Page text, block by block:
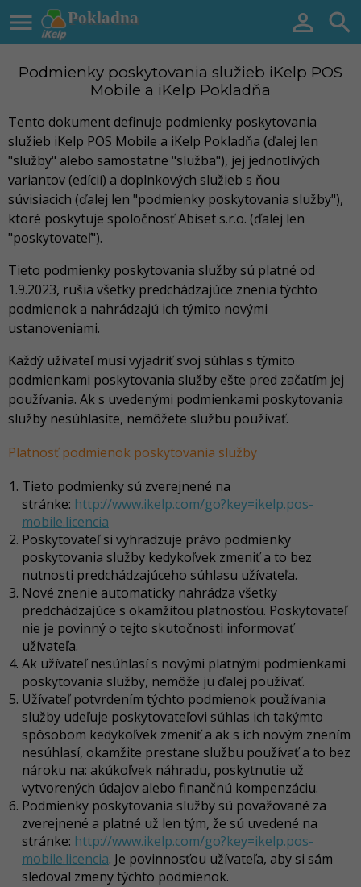
Pokladna
  
Podmienky poskytovania služieb iKelp POS
Mobile a iKelp Pokladňa
Tento dokument definuje podmienky poskytovania
služieb iKelp POS Mobile a iKelp Pokladňa (ďalej len
"služby" alebo samostatne "služba"), jej jednotlivých
variantov (edícií) a doplnkových služieb s ňou
súvisiacich (ďalej len "podmienky poskytovania služby"),
ktoré poskytuje spoločnosť Abiset s.r.o. (ďalej len
"poskytovateľ").
Tieto podmienky poskytovania služby sú platné od
1.9.2023, rušia všetky predchádzajúce znenia týchto
podmienok a nahrádzajú ich týmito novými
ustanoveniami.
Každý užívateľ musí vyjadriť svoj súhlas s týmito
podmienkami poskytovania služby ešte pred začatím jej
používania. Ak s uvedenými podmienkami poskytovania
služby nesúhlasíte, nemôžete službu používať.
Platnosť podmienok poskytovania služby
Tieto podmienky sú zverejnené na
stránke: http://www.ikelp.com/go?key=ikelp.pos-
mobile.licencia
Poskytovateľ si vyhradzuje právo podmienky
poskytovania služby kedykoľvek zmeniť a to bez
nutnosti predchádzajúceho súhlasu užívateľa.
Nové znenie automaticky nahrádza všetky
predchádzajúce s okamžitou platnosťou. Poskytovateľ
nie je povinný o tejto skutočnosti informovať
užívateľa.
Ak užívateľ nesúhlasí s novými platnými podmienkami
poskytovania služby, nemôže ju ďalej používať.
Užívateľ potvrdením týchto podmienok používania
služby udeľuje poskytovateľovi súhlas ich takýmto
spôsobom kedykoľvek zmeniť a ak s ich novým znením
nesúhlasí, okamžite prestane službu používať a to bez
nároku na: akúkoľvek náhradu, poskytnutie už
vytvorených údajov alebo finančnú kompenzáciu.
Podmienky poskytovania služby sú považované za
zverejnené a platné už len tým, že sú uvedené na
stránke: http://www.ikelp.com/go?key=ikelp.pos-
mobile.licencia. Je povinnosťou užívateľa, aby si sám
sledoval zmeny týchto podmienok.